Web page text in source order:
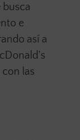
busca
e
así a
las